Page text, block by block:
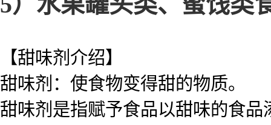
【甜味剂介绍】
甜味剂：使食物变得甜的物质。
甜味剂是指赋予食品以甜味的食